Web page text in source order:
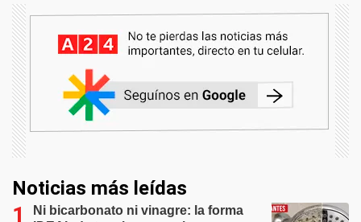
Noticias más leídas
Ni bicarbonato ni vinagre: la forma